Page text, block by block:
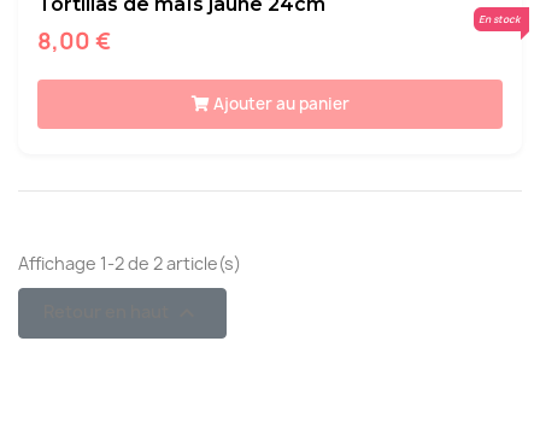
8,00 €
En stock
Ajouter au panier
Affichage 1-2 de 2 article(s)